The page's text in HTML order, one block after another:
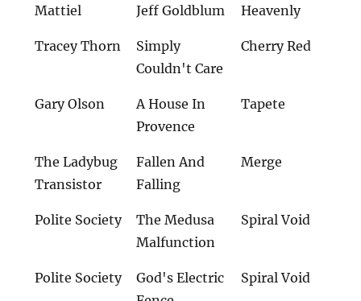
Mattiel Jeff Goldblum Heavenly
Tracey Thorn
Simply
Couldn't Care
Cherry Red
Gary Olson
A House In
Provence
Tapete
The Ladybug
Transistor
Fallen And
Falling
Merge
Polite Society
The Medusa
Malfunction
Spiral Void
Polite Society
God's Electric
Spiral Void